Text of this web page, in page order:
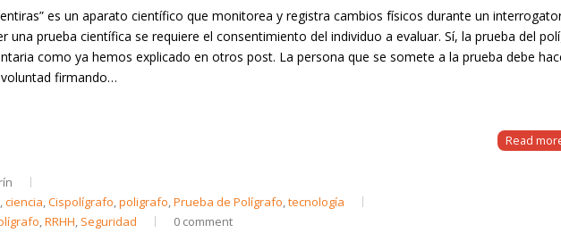
es un aparato científico que monitorea y registra cambios físicos durante un
una prueba científica se requiere el consentimiento del individuo a evaluar. Sí, la prueba del
como ya hemos explicado en otros post. La persona que se somete a la prueba debe
firmando…
Read
,ciencia,Cispolígrafo,poligrafo,Prueba de Polígrafo,tecnología
,RRHH, Seguridad 0 comment